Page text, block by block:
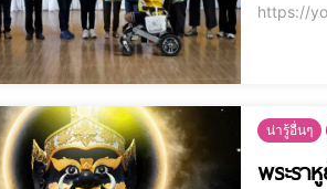
https://youtu.be/
น่ารู้อื่นๆ
พระรา